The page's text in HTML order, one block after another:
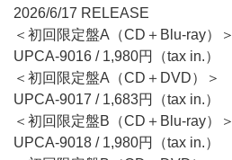
2026/6/17 RELEASE
＜初回限定盤A（CD＋Blu-ray）＞
UPCA-9016 / 1,980円（tax in.）
＜初回限定盤A（CD＋DVD）＞
UPCA-9017 / 1,683円（tax in.）
＜初回限定盤B（CD＋Blu-ray）＞
UPCA-9018 / 1,980円（tax in.）